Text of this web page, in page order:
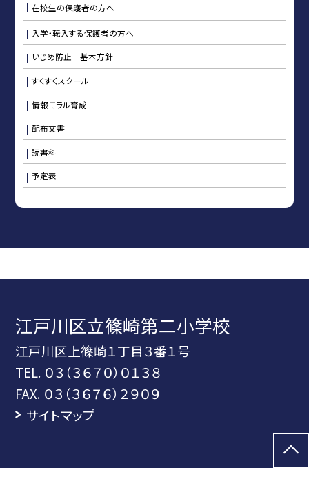
在校生の保護者の方へ
入学・転入する保護者の方へ
いじめ防止 基本方針
すくすくスクール
情報モラル育成
配布文書
読書科
予定表
江戸川区立篠崎第二小学校
江戸川区上篠崎１丁目３番１号
TEL. ０３（３６７０）０１３８
FAX. ０３（３６７６）２９０９
サイトマップ